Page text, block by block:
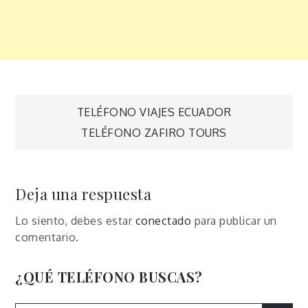
Navegación
entradas
TELÉFONO VIAJES ECUADOR
TELÉFONO ZAFIRO TOURS
Deja una respuesta
Lo siento, debes estar conectado para publicar un
comentario.
¿QUÉ TELÉFONO BUSCAS?